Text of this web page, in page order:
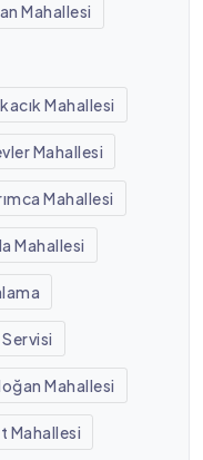
Mahallesi
Mahallesi
Mahallesi
Mahallesi
Mahallesi
Servisi
Mahallesi
Mahallesi